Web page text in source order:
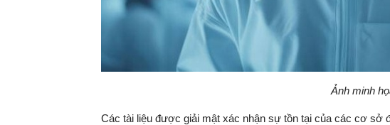
Ảnh minh
Các tài liệu được giải mật xác nhận sự tồn tại của các cơ sở